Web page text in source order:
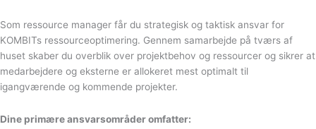
Som ressource manager får du strategisk og taktisk ansvar for
KOMBITs ressourceoptimering. Gennem samarbejde på tværs af
huset skaber du overblik over projektbehov og ressourcer og sikrer at
medarbejdere og eksterne er allokeret mest optimalt til
igangværende og kommende projekter.
Dine primære ansvarsområder omfatter: